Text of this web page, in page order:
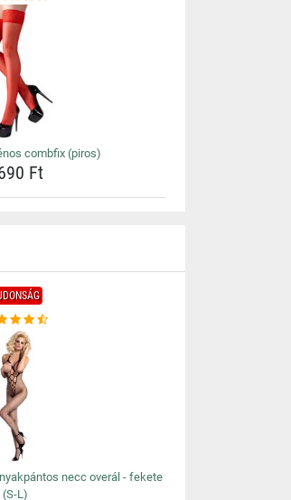
combfix (piros)
Ft
necc overál - fekete
(S-L)